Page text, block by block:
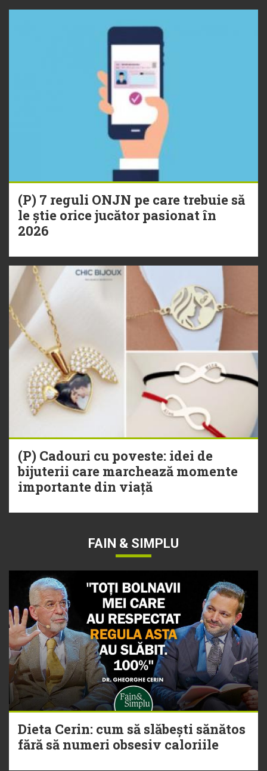
(P) 7 reguli ONJN pe care trebuie să
le știe orice jucător pasionat în
2026
(P) Cadouri cu poveste: idei de
bijuterii care marchează momente
importante din viață
FAIN & SIMPLU
Dieta Cerin: cum să slăbești sănătos
fără să numeri obsesiv caloriile